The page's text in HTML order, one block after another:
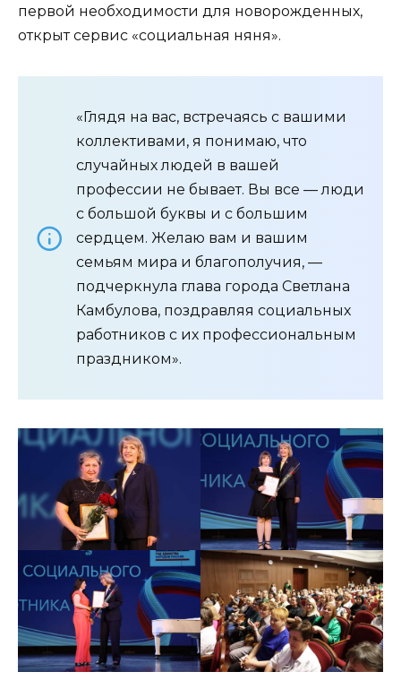
первой необходимости для новорожденных,
открыт сервис «социальная няня».
«Глядя на вас, встречаясь с вашими
коллективами, я понимаю, что
случайных людей в вашей
профессии не бывает. Вы все — люди
с большой буквы и с большим
сердцем. Желаю вам и вашим
семьям мира и благополучия, —
подчеркнула глава города Светлана
Камбулова, поздравляя социальных
работников с их профессиональным
праздником».